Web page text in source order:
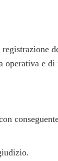
e di